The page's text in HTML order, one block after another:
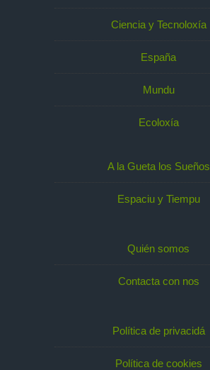
Ciencia y Tecnoloxía
España
Mundu
Ecoloxía
A la Gueta los Sueños
Espaciu y Tiempu
Quién somos
Contacta con nos
Política de privacidá
Política de cookies